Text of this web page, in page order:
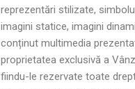
reprezentări stilizate,
imagini statice, imagini
conținut multimedia
proprietatea exclusivă a
fiindu-le rezervate toate